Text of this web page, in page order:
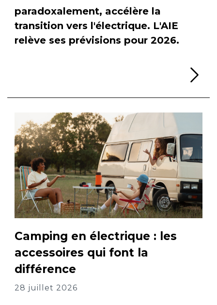
paradoxalement, accélère la
transition vers l'électrique. L'AIE
relève ses prévisions pour 2026.
Camping en électrique : les
accessoires qui font la
différence
28 juillet 2026